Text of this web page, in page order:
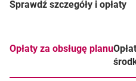
Sprawdź szczegóły i opłaty
Opłaty za obsługę planu